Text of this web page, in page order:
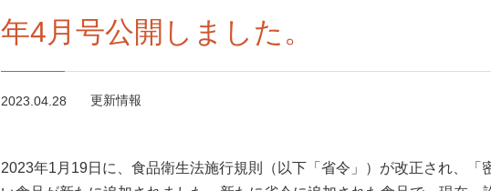
年4月号公開しました。
2023.04.28 更新情報
2023年1月19日に、食品衛生法施行規則（以下「省令」）が改正され、「